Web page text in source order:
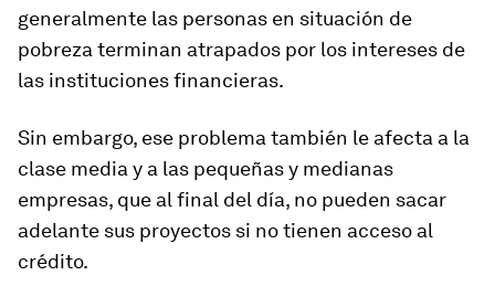
generalmente las personas en situación de
pobreza terminan atrapados por los intereses de
las instituciones financieras.
Sin embargo, ese problema también le afecta a la
clase media y a las pequeñas y medianas
empresas, que al final del día, no pueden sacar
adelante sus proyectos si no tienen acceso al
crédito.